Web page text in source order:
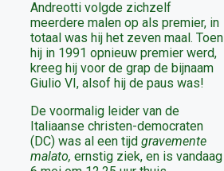
Andreotti volgde zichzelf
meerdere malen op als premier, in
totaal was hij het zeven maal. Toen
hij in 1991 opnieuw premier werd,
kreeg hij voor de grap de bijnaam
Giulio VI, alsof hij de paus was!
De voormalig leider van de
Italiaanse christen-democraten
(DC) was al een tijd gravemente
malato, ernstig ziek, en is vandaag